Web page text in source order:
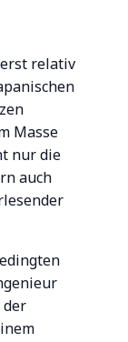
relativ
Masse
nur die
auch
der